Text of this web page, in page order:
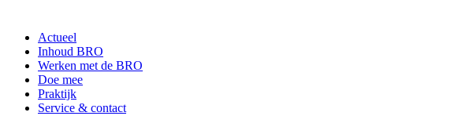
Actueel
Inhoud BRO
Werken met de BRO
Doe mee
Praktijk
Service & contact